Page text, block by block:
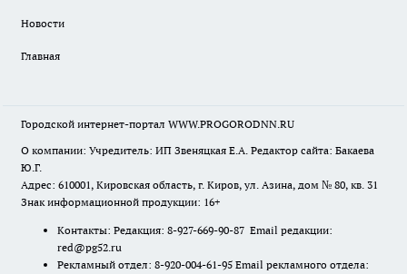
Новости
Главная
Городской интернет-портал WWW.PROGORODNN.RU
О компании: Учредитель: ИП Звеняцкая Е.А. Редактор сайта: Бакаева
Ю.Г.
Адрес: 610001, Кировская область, г. Киров, ул. Азина, дом № 80, кв. 31
Знак информационной продукции: 16+
Контакты: Редакция: 8-927-669-90-87 Email редакции:
red@pg52.ru
Рекламный отдел: 8-920-004-61-95 Email рекламного отдела: